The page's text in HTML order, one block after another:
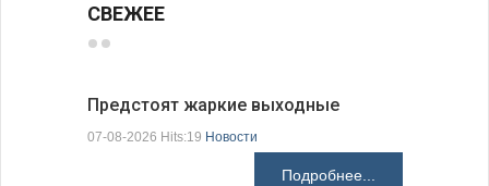
СВЕЖЕЕ
Предстоят жаркие выходные
07-08-2026 Hits:19 Новости
Подробнее...